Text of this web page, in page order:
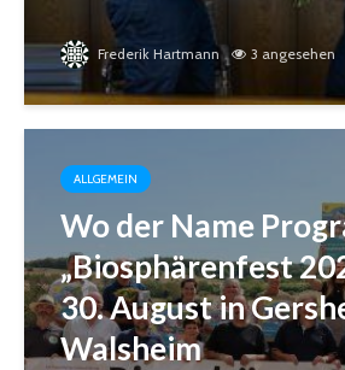
Frederik Hartmann 3 angesehen
ALLGEMEIN
Wo der Name
„Biosphärenfest
30. August in
Walsheim